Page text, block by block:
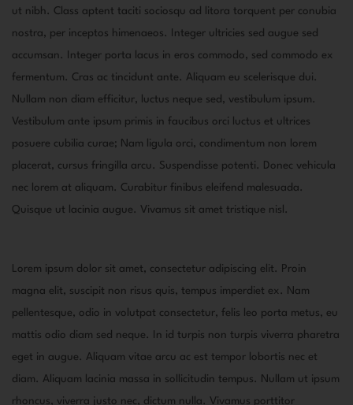
ut nibh. Class aptent taciti sociosqu ad litora torquent per conubia
nostra, per inceptos himenaeos. Integer ultricies sed augue sed
accumsan. Integer porta lacus in eros commodo, sed commodo ex
fermentum. Cras ac tincidunt ante. Aliquam eu scelerisque dui.
Nullam non diam efficitur, luctus neque sed, vestibulum ipsum.
Vestibulum ante ipsum primis in faucibus orci luctus et ultrices
posuere cubilia curae; Nam ligula orci, condimentum non lorem
placerat, cursus fringilla arcu. Suspendisse potenti. Donec vehicula
nec lorem at aliquam. Curabitur finibus eleifend malesuada.
Quisque ut lacinia augue. Vivamus sit amet tristique nisl.
Lorem ipsum dolor sit amet, consectetur adipiscing elit. Proin
magna elit, suscipit non risus quis, tempus imperdiet ex. Nam
pellentesque, odio in volutpat consectetur, felis leo porta metus, eu
mattis odio diam sed neque. In id turpis non turpis viverra pharetra
eget in augue. Aliquam vitae arcu ac est tempor lobortis nec et
diam. Aliquam lacinia massa in sollicitudin tempus. Nullam ut ipsum
rhoncus, viverra justo nec, dictum nulla. Vivamus porttitor